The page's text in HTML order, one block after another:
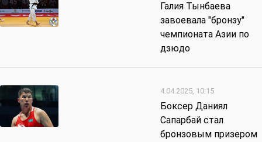
Галия Тынбаева
завоевала "бронзу"
чемпионата Азии по
дзюдо
4.04.2025, 10:15
Боксер Даниял
Сапарбай стал
бронзовым призером